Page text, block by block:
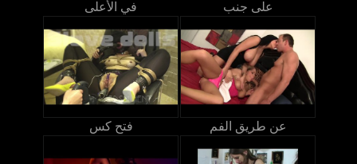
في الأعلى على جنب
فتح كس عن طريق الفم